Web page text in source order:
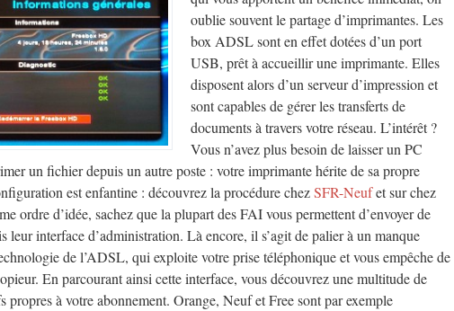
oublie souvent le partage d’imprimantes. Les
box ADSL sont en effet dotées d’un port
USB, prêt à accueillir une imprimante. Elles
disposent alors d’un serveur d’impression et
sont capables de gérer les transferts de
documents à travers votre réseau. L’intérêt ?
Vous n’avez plus besoin de laisser un PC
un fichier depuis un autre poste : votre imprimante hérite de sa propre
est enfantine : découvrez la procédure chezSFR-Neufet sur chez
ordre d’idée, sachez que la plupart des FAI vous permettent d’envoyer de
leur interface d’administration. Là encore, il s’agit de palier à un manque
de l’ADSL, qui exploite votre prise téléphonique et vous empêche de
En parcourant ainsi cette interface, vous découvrez une multitude de
propres à votre abonnement. Orange, Neuf et Free sont par exemple